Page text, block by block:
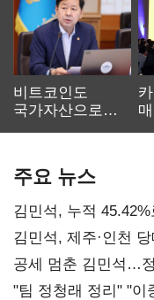
비트코인도
국가자산으로…'
주요 뉴스
김민석, 누적
0.86%p(2보)
김민석, 제주·인천
공세 멈춘 김민석…
"팀 정청래 정리" "